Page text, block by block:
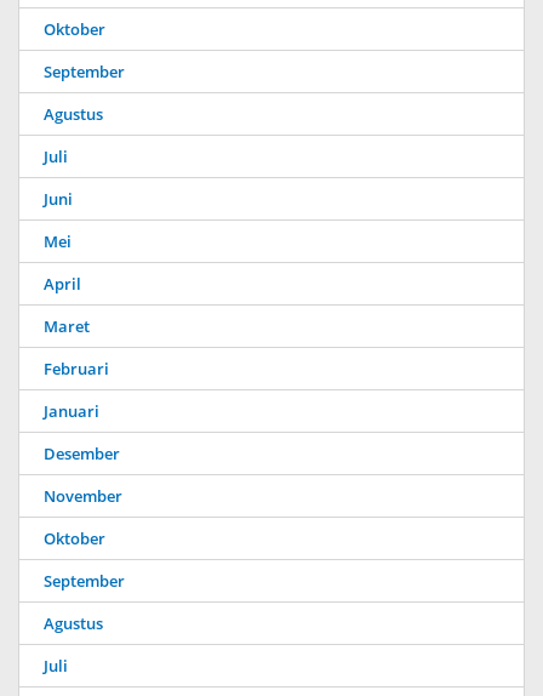
Oktober
September
Agustus
Juli
Juni
Mei
April
Maret
Februari
Januari
Desember
November
Oktober
September
Agustus
Juli